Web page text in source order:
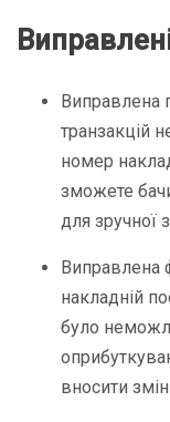
Виправлена
транзакцій
номер
зможете
для зручної
Виправлена
накладній
було
вносити